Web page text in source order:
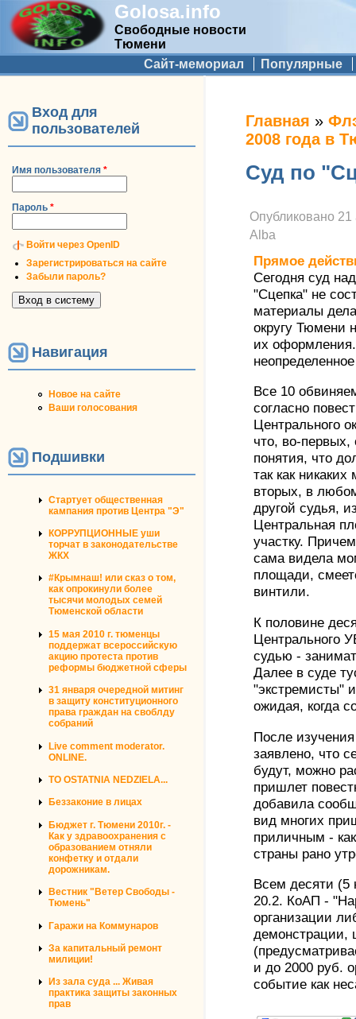
Golosa.info
Свободные новости
Тюмени
Дополнительное меню
Сайт-мемориал Популярные
Вход для
пользователей
Имя пользователя *
Пароль *
Войти через OpenID
Зарегистрироваться на сайте
Забыли пароль?
Навигация
Новое на сайте
Ваши голосования
Подшивки
Стартует общественная
кампания против Центра "Э"
КОРРУПЦИОННЫЕ уши
торчат в законодательстве
ЖКХ
#Крымнаш! или сказ о том,
как опрокинули более
тысячи молодых семей
Тюменской области
15 мая 2010 г. тюменцы
поддержат всероссийскую
акцию протеста против
реформы бюджетной сферы
31 января очередной митинг
в защиту конституционного
права граждан на своблду
собраний
Live comment moderator.
ONLINE.
TO OSTATNIA NEDZIELA...
Беззаконие в лицах
Бюджет г. Тюмени 2010г. -
Как у здравоохранения с
образованием отняли
конфетку и отдали
дорожникам.
Вестник "Ветер Свободы -
Тюмень"
Гаражи на Коммунаров
За капитальный ремонт
милиции!
Из зала суда ... Живая
практика защиты законных
прав
Вы здесь
Главная »
2008 года в
Суд по
Опубликовано 21
Alba
Прямое
Сегодня суд
"Сцепка" не
материалы
округу Тюмени
их
Все 10
согласно
Центрального
что, во-
понятия, что
так как
вторых, в
другой судья,
Центральная
участку.
сама видела
площади,
винтили.
К половине
Центрального
судью -
Далее в суде
"экстремисты"
ожидая, когда
После
заявлено, что
будут, можно
пришлет
добавила
вид многих
приличным -
страны рано
Всем десяти (5
20.2. КоАП -
организации
демонстрации,
и до 2000 руб.
событие как